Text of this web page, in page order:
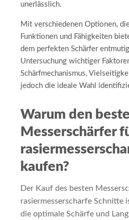
unerlässlich.
Mit verschiedenen Optionen,
Funktionen und Fähigkeiten
dem perfekten Schärfer
Untersuchung wichtiger
Schärfmechanismus,
jedoch die ideale Wahl
Warum den
Messerschärfer
kaufen?
Der Kauf des besten
rasiermesserscharfe Schnitte
die optimale Schärfe und